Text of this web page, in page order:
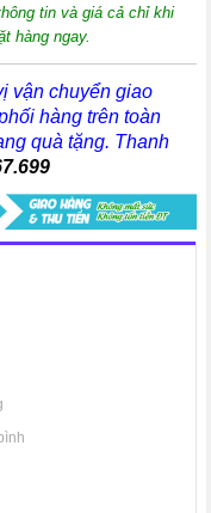
tin và giá cả chỉ khi
hàng ngay.
vận chuyển giao
hàng trên toàn
quà tặng. Thanh